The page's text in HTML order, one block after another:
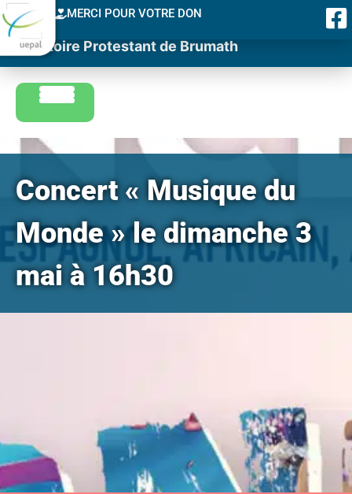
MERCI POUR VOTRE DON
Consistoire Protestant de Brumath
Concert « Musique du
Monde » le dimanche 3
mai à 16h30